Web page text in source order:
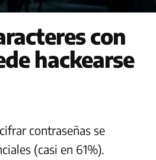
con
hackearse
contraseñas se
(casi en 61%).